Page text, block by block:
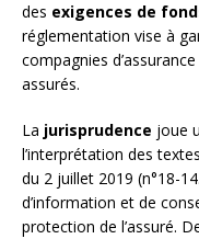
des exigences de
réglementation vise à
compagnies
assurés.
La jurisprudence joue
l’interprétation des
du 2 juillet 2019 (n°18-
d’information et de
protection de l’assuré.